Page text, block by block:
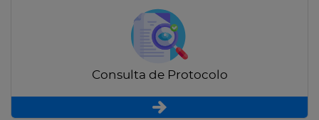
Consulta de Protocolo